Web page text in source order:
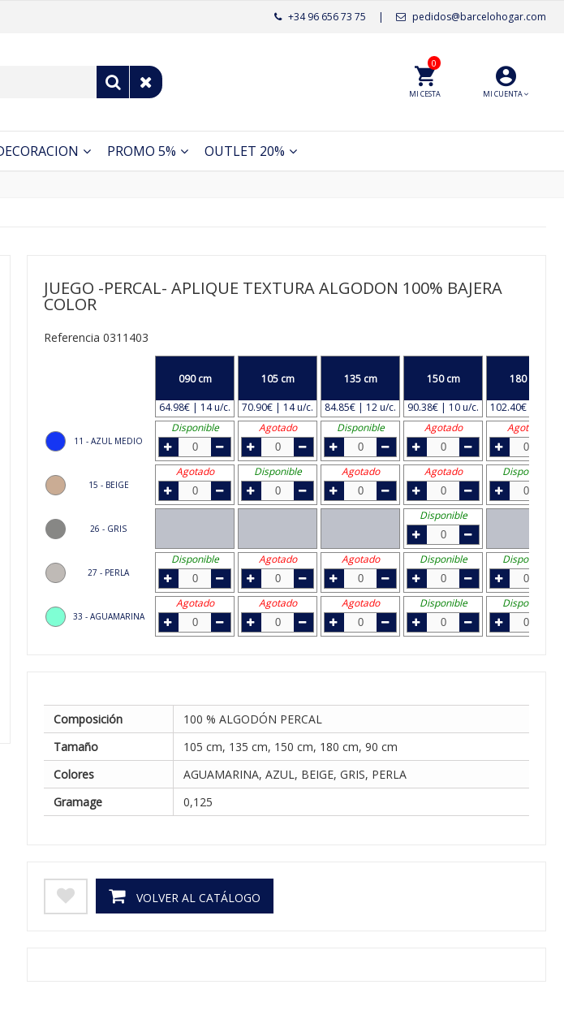
pedidos@barcelohogar.com
|
+34 96 656 73 75
MI CUENTA
MI CESTA
0
PROMO 5% OUTLET 20%
JUEGO -PERCAL- APLIQUE TEXTURA ALGODON 100% BAJERA
COLOR
Referencia 0311403
11 - AZUL MEDIO
15 - BEIGE
26 - GRIS
27 - PERLA
33 - AGUAMARINA
090 cm
64.98€ | 14 u/c.
105 cm
70.90€ | 14 u/c.
135 cm
84.85€ | 12 u/c.
150 cm
90.38€ | 10 u/c.
180 cm
102.40€ | 8 u/c.
Disponible
Agotado Disponible Agotado Agotado
Agotado Disponible Agotado Agotado Disponible
Disponible
Disponible Agotado Agotado Disponible Disponible
Agotado Agotado Agotado Disponible Disponible
Composición
100 % ALGODÓN PERCAL
Tamaño
105 cm, 135 cm, 150 cm, 180 cm, 90 cm
Colores
AGUAMARINA, AZUL, BEIGE, GRIS, PERLA
Gramage
0,125
VOLVER AL CATÁLOGO